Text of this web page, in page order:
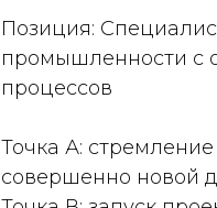
Позиция:
промышленности с
процессов
Точка А:
совершенно новой